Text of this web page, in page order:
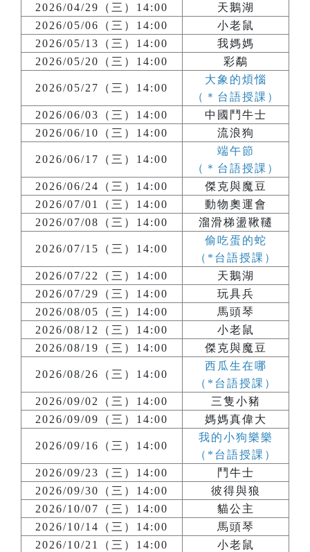
2026/04/29（三）14:00
天鵝湖
2026/05/06（三）14:00
小老鼠
2026/05/13（三）14:00
我媽媽
2026/05/20（三）14:00
彩鷸
2026/05/27（三）14:00
大象的煩惱
（＊台語授課）
2026/06/03（三）14:00
中國鬥牛士
2026/06/10（三）14:00
流浪狗
2026/06/17（三）14:00
端午節
（＊台語授課）
2026/06/24（三）14:00
傑克與魔豆
2026/07/01（三）14:00
動物奧運會
2026/07/08（三）14:00
溜滑梯盪鞦韆
2026/07/15（三）14:00
偷吃蛋的蛇
（*台語授課）
2026/07/22（三）14:00
天鵝湖
2026/07/29（三）14:00
玩具兵
2026/08/05（三）14:00
馬頭琴
2026/08/12（三）14:00
小老鼠
2026/08/19（三）14:00
傑克與魔豆
2026/08/26（三）14:00
西瓜生在哪
（*台語授課）
2026/09/02（三）14:00
三隻小豬
2026/09/09（三）14:00
媽媽真偉大
2026/09/16（三）14:00
我的小狗樂樂
（*台語授課）
2026/09/23（三）14:00
鬥牛士
2026/09/30（三）14:00
彼得與狼
2026/10/07（三）14:00
貓公主
2026/10/14（三）14:00
馬頭琴
2026/10/21（三）14:00
小老鼠